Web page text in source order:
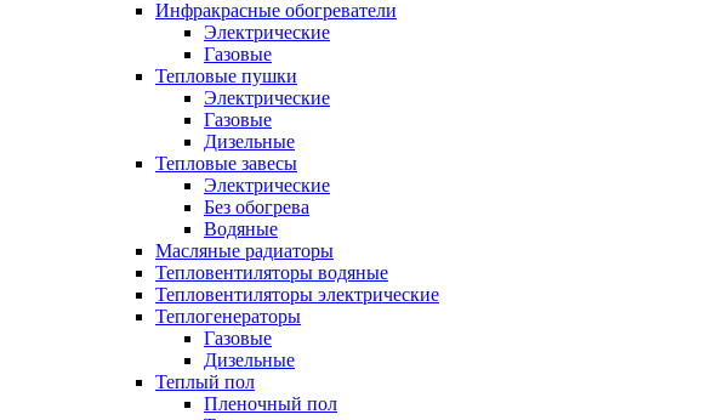
Инфракрасные обогреватели
Электрические
Газовые
Тепловые пушки
Электрические
Газовые
Дизельные
Тепловые завесы
Электрические
Без обогрева
Водяные
Масляные радиаторы
Тепловентиляторы водяные
Тепловентиляторы электрические
Теплогенераторы
Газовые
Дизельные
Теплый пол
Пленочный пол